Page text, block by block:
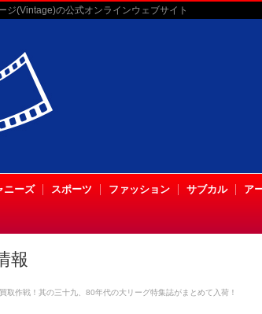
ジ(Vintage)の公式オンラインウェブサイト
ニーズ スポーツ ファッション サブカル ア
報
取作戦！其の三十九、80年代の大リーグ特集誌がまとめて入荷！